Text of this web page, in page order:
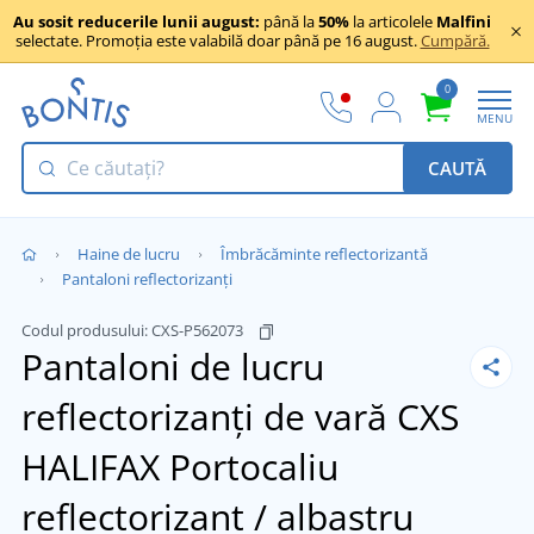
Au sosit reducerile lunii august: până la50% la articolele Malfini
selectate. Promoția este valabilă doar până pe 16 august.Cumpără.
0
MENU
CAUTĂ
Haine de lucru
Îmbrăcăminte reflectorizantă
Pantaloni reflectorizanți
Codul produsului:CXS-P562073
Pantaloni de lucru
reflectorizanți de vară CXS
HALIFAX Portocaliu
reflectorizant / albastru